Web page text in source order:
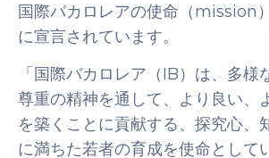
国際バカロレアの使命（mission
に宣言されています。
「国際バカロレア（IB）は、多様
尊重の精神を通して、より良い、
を築くことに貢献する、探究心、
に満ちた若者の育成を使命として